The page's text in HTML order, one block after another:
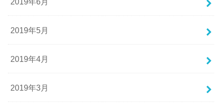
2019年5月
2019年4月
2019年3月